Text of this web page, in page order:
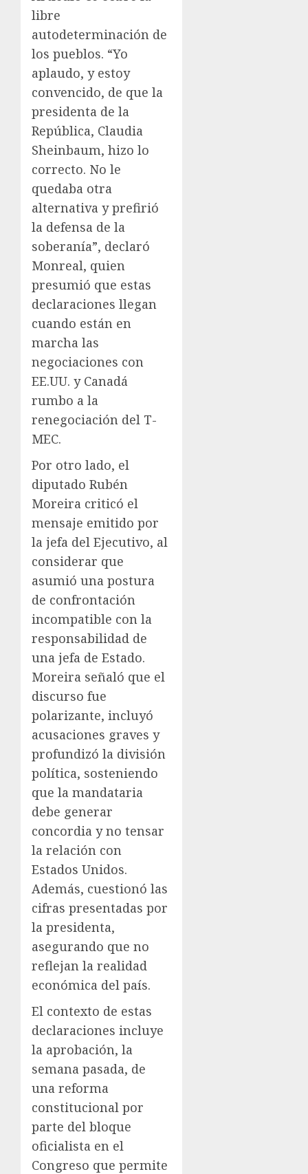
libre
autodeterminación de
los pueblos. “Yo
aplaudo, y estoy
convencido, de que la
presidenta de la
República, Claudia
Sheinbaum, hizo lo
correcto. No le
quedaba otra
alternativa y prefirió
la defensa de la
soberanía”, declaró
Monreal, quien
presumió que estas
declaraciones llegan
cuando están en
marcha las
negociaciones con
EE.UU. y Canadá
rumbo a la
renegociación del T-
MEC.
Por otro lado, el
diputado Rubén
Moreira criticó el
mensaje emitido por
la jefa del Ejecutivo, al
considerar que
asumió una postura
de confrontación
incompatible con la
responsabilidad de
una jefa de Estado.
Moreira señaló que el
discurso fue
polarizante, incluyó
acusaciones graves y
profundizó la división
política, sosteniendo
que la mandataria
debe generar
concordia y no tensar
la relación con
Estados Unidos.
Además, cuestionó las
cifras presentadas por
la presidenta,
asegurando que no
reflejan la realidad
económica del país.
El contexto de estas
declaraciones incluye
la aprobación, la
semana pasada, de
una reforma
constitucional por
parte del bloque
oficialista en el
Congreso que permite